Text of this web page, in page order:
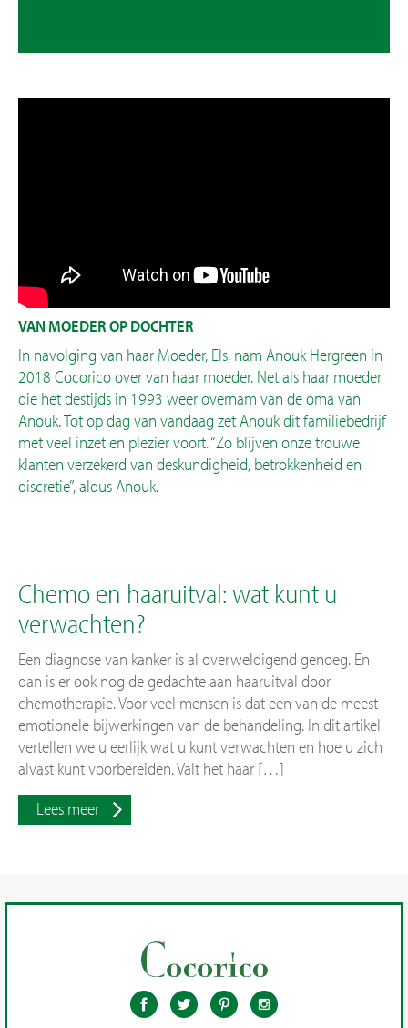
VAN MOEDER OP DOCHTER
In navolging van haar Moeder, Els, nam Anouk Hergreen in
2018 Cocorico over van haar moeder. Net als haar moeder
die het destijds in 1993 weer overnam van de oma van
Anouk. Tot op dag van vandaag zet Anouk dit familiebedrijf
met veel inzet en plezier voort. “Zo blijven onze trouwe
klanten verzekerd van deskundigheid, betrokkenheid en
discretie”, aldus Anouk.
Chemo en haaruitval: wat kunt u
verwachten?
Een diagnose van kanker is al overweldigend genoeg. En
dan is er ook nog de gedachte aan haaruitval door
chemotherapie. Voor veel mensen is dat een van de meest
emotionele bijwerkingen van de behandeling. In dit artikel
vertellen we u eerlijk wat u kunt verwachten en hoe u zich
alvast kunt voorbereiden. Valt het haar […]
Lees meer